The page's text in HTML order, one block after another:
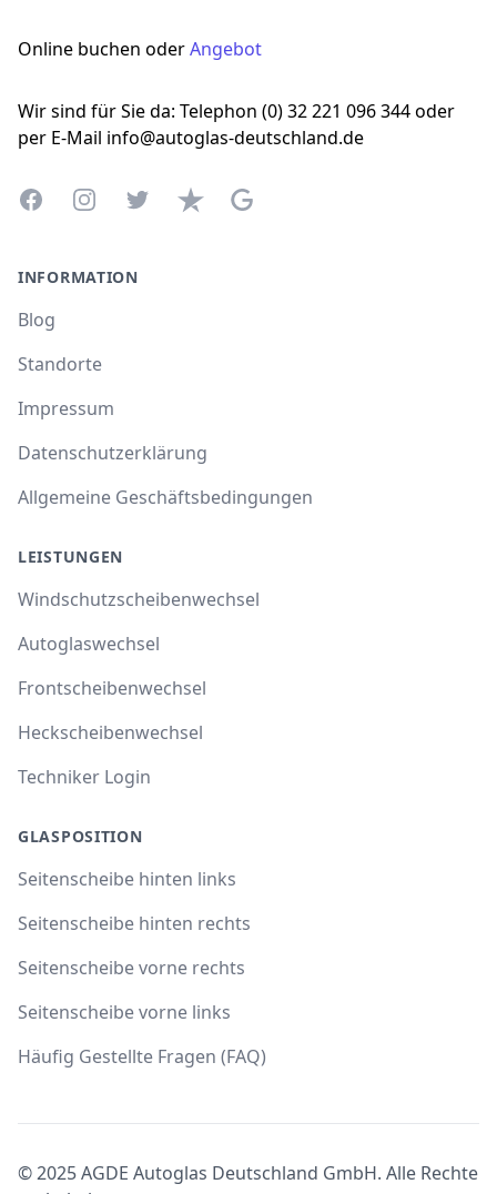
Online buchen oderAngebot
Wir sind für Sie da: Telephon (0) 32 221 096 344 oder
per E-Mail info@autoglas-deutschland.de
FacebookInstagramTwitterTrustpilotGoogle Business Profile
INFORMATION
Blog
Standorte
Impressum
Datenschutzerklärung
Allgemeine Geschäftsbedingungen
LEISTUNGEN
Windschutzscheibenwechsel
Autoglaswechsel
Frontscheibenwechsel
Heckscheibenwechsel
Techniker Login
GLASPOSITION
Seitenscheibe hinten links
Seitenscheibe hinten rechts
Seitenscheibe vorne rechts
Seitenscheibe vorne links
Häufig Gestellte Fragen (FAQ)
© 2025 AGDE Autoglas Deutschland GmbH. Alle Rechte